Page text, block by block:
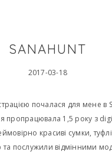
SANAHUNT
2017-03-18
почалася для мене в
пропрацювала 1,5 року з
красиві сумки,
послужили відмінними